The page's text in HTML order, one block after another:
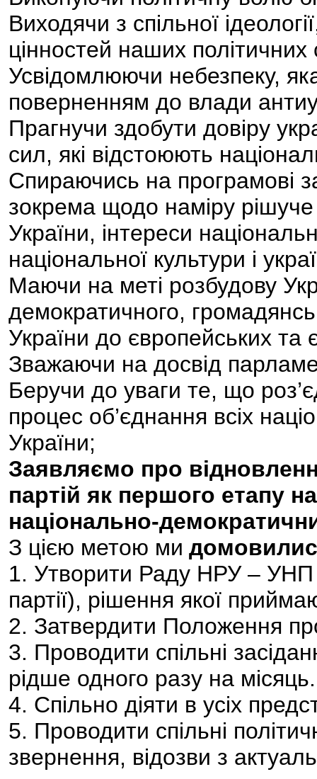
Виходячи з спільної
цінностей наших політичних
Усвідомлюючи небезпеку,
поверненням до влади
Прагнучи здобути довіру
сил, які відстоюють
Спираючись на програмові
зокрема щодо наміру рішуче
України, інтереси
національної культури і
Маючи на меті розбудову
демократичного,
України до європейських та
Зважаючи на досвід
Беручи до уваги те, що
процес об’єднання всіх
України;
Заявляємо про
партій як першого етапу
національно-
З цією метою ми
1. Утворити Раду НРУ – УНП
партії), рішення якої
2. Затвердити Положення
3. Проводити спільні
рідше одного разу на місяць.
4. Спільно діяти в усіх
5. Проводити спільні
звернення, відозви з